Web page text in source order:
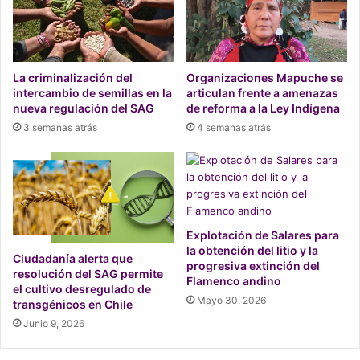
Karla Cubillos. Psicóloga
Universidad de Chile.
Para Karla Cubillos, psicóloga y coordinadora de la
violencia que viven defensoras/es de DDHH ambientales
en el ciberespacio”. Lo anterior “en un contexto en que
por sus luchas son especialmente vulnerables. El informe
evidencia cómo nuevamente el Estado no cumple su rol de
garante. Es necesario reconocer el rol social de
defensoras/es ambientales y entregar todas las
herramientas posibles para su protección”.
Por su parte, Katta Alonso, fundadora de Mujeres en Zona
La criminalización del
intercambio de semillas en la
nueva regulación del SAG
3 semanas atrás
Organizaciones Mapuche se
articulan frente a amenazas
de reforma a la Ley Indígena
4 semanas atrás
Ciudadanía alerta que
resolución del SAG permite
el cultivo desregulado de
transgénicos en Chile
Junio 9, 2026
Explotación de Salares para
la obtención del litio y la
progresiva extinción del
Flamenco andino
Mayo 30, 2026